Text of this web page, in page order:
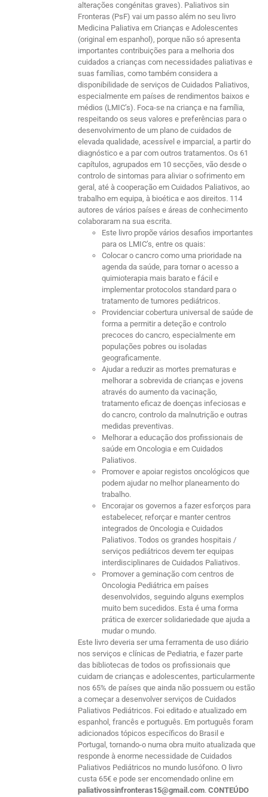
alterações congénitas graves). Paliativos sin
Fronteras (PsF) vai um passo além no seu livro
Medicina Paliativa em Crianças e Adolescentes
(original em espanhol), porque não só apresenta
importantes contribuições para a melhoria dos
cuidados a crianças com necessidades paliativas e
suas famílias, como também considera a
disponibilidade de serviços de Cuidados Paliativos,
especialmente em países de rendimentos baixos e
médios (LMIC’s). Foca-se na criança e na família,
respeitando os seus valores e preferências para o
desenvolvimento de um plano de cuidados de
elevada qualidade, acessível e imparcial, a partir do
diagnóstico e a par com outros tratamentos. Os 61
capítulos, agrupados em 10 secções, vão desde o
controlo de sintomas para aliviar o sofrimento em
geral, até à cooperação em Cuidados Paliativos, ao
trabalho em equipa, à bioética e aos direitos. 114
autores de vários países e áreas de conhecimento
colaboraram na sua escrita.
Este livro propõe vários desafios importantes
para os LMIC’s, entre os quais:
Colocar o cancro como uma prioridade na
agenda da saúde, para tornar o acesso a
quimioterapia mais barato e fácil e
implementar protocolos standard para o
tratamento de tumores pediátricos.
Providenciar cobertura universal de saúde de
forma a permitir a deteção e controlo
precoces do cancro, especialmente em
populações pobres ou isoladas
geograficamente.
Ajudar a reduzir as mortes prematuras e
melhorar a sobrevida de crianças e jovens
através do aumento da vacinação,
tratamento eficaz de doenças infeciosas e
do cancro, controlo da malnutrição e outras
medidas preventivas.
Melhorar a educação dos profissionais de
saúde em Oncologia e em Cuidados
Paliativos.
Promover e apoiar registos oncológicos que
podem ajudar no melhor planeamento do
trabalho.
Encorajar os governos a fazer esforços para
estabelecer, reforçar e manter centros
integrados de Oncologia e Cuidados
Paliativos. Todos os grandes hospitais /
serviços pediátricos devem ter equipas
interdisciplinares de Cuidados Paliativos.
Promover a geminação com centros de
Oncologia Pediátrica em países
desenvolvidos, seguindo alguns exemplos
muito bem sucedidos. Esta é uma forma
prática de exercer solidariedade que ajuda a
mudar o mundo.
Este livro deveria ser uma ferramenta de uso diário
nos serviços e clínicas de Pediatria, e fazer parte
das bibliotecas de todos os profissionais que
cuidam de crianças e adolescentes, particularmente
nos 65% de países que ainda não possuem ou estão
a começar a desenvolver serviços de Cuidados
Paliativos Pediátricos. Foi editado e atualizado em
espanhol, francês e português. Em português foram
adicionados tópicos específicos do Brasil e
Portugal, tornando-o numa obra muito atualizada que
responde à enorme necessidade de Cuidados
Paliativos Pediátricos no mundo lusófono. O livro
custa 65€ e pode ser encomendado online em
paliativossinfronteras15@gmail.com.CONTEÚDO